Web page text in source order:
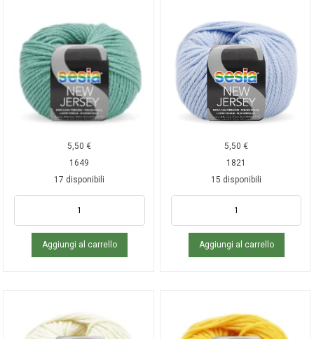
5,50€
1649
17 disponibili
Aggiungi al carrello
5,50€
1821
15 disponibili
Aggiungi al carrello